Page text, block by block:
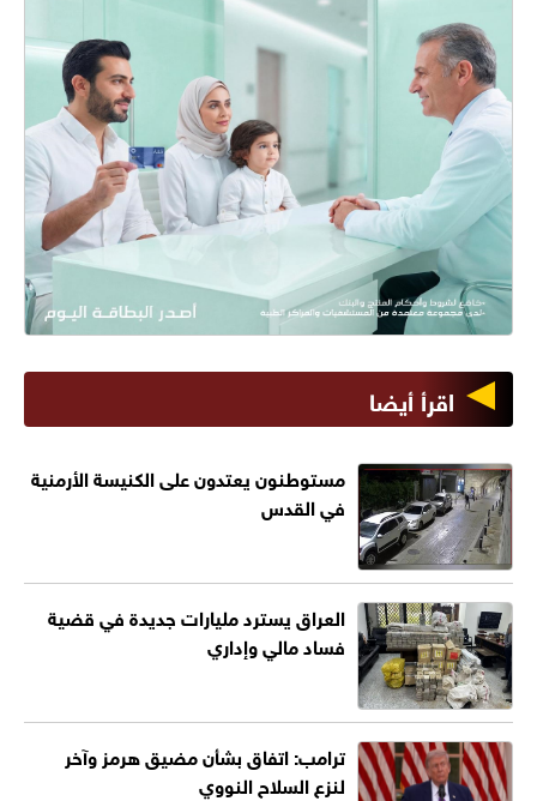
اقرأ أيضا
مستوطنون يعتدون على الكنيسة الأرمنية
في القدس
العراق يسترد مليارات جديدة في قضية
فساد مالي وإداري
ترامب: اتفاق بشأن مضيق هرمز وآخر
لنزع السلاح النووي